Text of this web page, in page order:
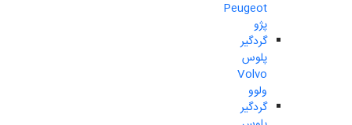
Peugeot
پژو
گردگیر
پلوس
Volvo
ولوو
گردگیر